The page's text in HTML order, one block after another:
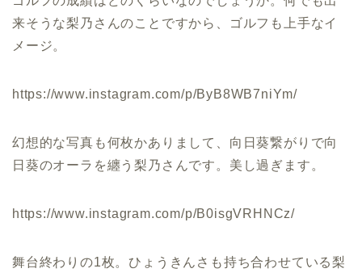
来そうな梨乃さんのことですから、ゴルフも上手なイ
メージ。
https://www.instagram.com/p/ByB8WB7niYm/
幻想的な写真も何枚かありまして、向日葵繋がりで向
日葵のオーラを纏う梨乃さんです。美し過ぎます。
https://www.instagram.com/p/B0isgVRHNCz/
舞台終わりの1枚。ひょうきんさも持ち合わせている梨